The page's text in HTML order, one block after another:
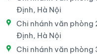
Định, Hà Nội
Chi nhánh văn phòng
Định, Hà Nội
Chi nhánh văn phòng